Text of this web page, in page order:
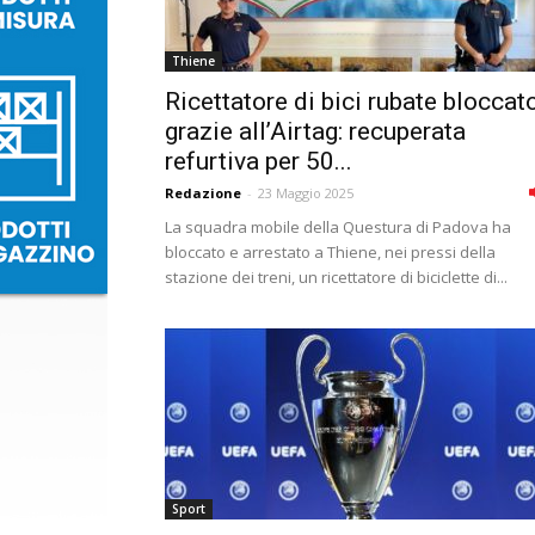
Thiene
Ricettatore di bici rubate
grazie all’Airtag: recuperata
refurtiva per 50...
Redazione - 23 Maggio 2025
La squadra mobile della Questura di Padova ha
bloccato e arrestato a Thiene, nei pressi della
stazione dei treni, un ricettatore di biciclette di...
Sport